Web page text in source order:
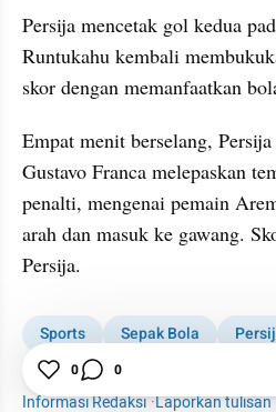
Persija mencetak gol kedua
Runtukahu kembali
skor dengan memanfaatkan
Empat menit berselang,
Gustavo Franca melepaskan
penalti, mengenai pemain
arah dan masuk ke gawang.
Persija.
Sports Sepak Bola
Arema FC
Informasi Redaksi·Laporkan tulisan
0 0